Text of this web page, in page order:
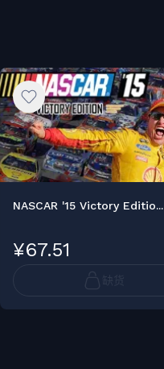
NASCAR '15 Victory Editio...
¥67.51
缺货